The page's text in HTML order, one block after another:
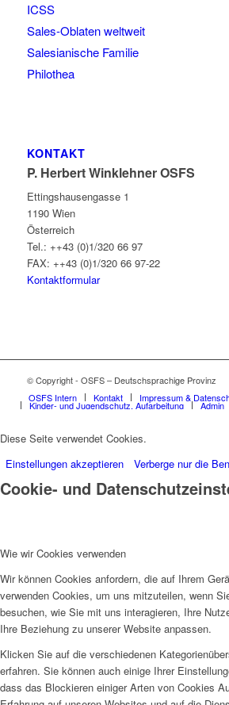
ICSS
Sales-Oblaten weltweit
Salesianische Familie
Philothea
KONTAKT
P. Herbert Winklehner OSFS
Ettingshausengasse 1
1190 Wien
Österreich
Tel.: ++43 (0)1/320 66 97
FAX: ++43 (0)1/320 66 97-22
Kontaktformular
© Copyright - OSFS – Deutschsprachige Provinz
OSFS Intern
Kontakt Impressum &
Kinder- und Jugendschutz, Aufarbeitung Admin
Diese Seite verwendet Cookies.
Einstellungen akzeptieren
Verberge nur die
Cookie- und
Wie wir Cookies verwenden
Wir können Cookies anfordern, die auf Ihrem
verwenden Cookies, um uns mitzuteilen, wenn
besuchen, wie Sie mit uns interagieren, Ihre
Ihre Beziehung zu unserer Website anpassen.
Klicken Sie auf die verschiedenen
erfahren. Sie können auch einige Ihrer
dass das Blockieren einiger Arten von Cookies